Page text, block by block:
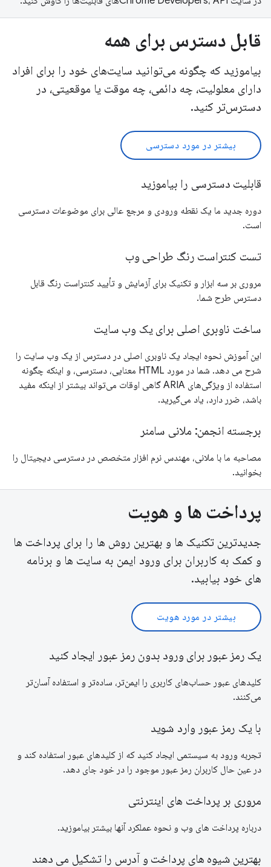
قابل دسترس برای همه
بیاموزید که چگونه می‌توانید سایت‌های خود را برای افراد
دارای معلولیت، چه دائمی، چه موقت یا موقعیتی، در
دسترس‌تر کنید.
بیشتر در مورد دسترسی
قابلیت دسترسی را بیاموزید
دوره جدید ما یک نقطه ورودی و مرجع عالی برای موضوعات دسترسی
است.
تست کنتراست رنگ طراحی وب
مروری بر سه ابزار و تکنیک برای آزمایش و تأیید کنتراست رنگ قابل
دسترس طرح شما.
ساخت ناوبری اصلی برای یک وب سایت
این آموزش نحوه ایجاد یک ناوبری اصلی در دسترس از یک وب سایت را
شرح می دهد. شما در مورد HTML معنایی، دسترسی، و اینکه چگونه
استفاده از ویژگی‌های ARIA گاهی اوقات می‌تواند بیشتر از اینکه مفید
باشد، ضرر دارد، یاد می‌گیرید.
برجسته انجمن: ملانی سامنر
مصاحبه ما با ملانی، مهندس نرم افزار متخصص در دسترسی دیجیتال را
بخوانید.
پرداخت ها و هویت
جدیدترین تکنیک ها و بهترین روش ها را برای پرداخت ها
و کمک به کاربران برای ورود ایمن به سایت ها و برنامه
های خود بیابید.
بیشتر در مورد هویت
یک رمز عبور برای ورود بدون رمز عبور ایجاد کنید
کلیدهای عبور حساب‌های کاربری را ایمن‌تر، ساده‌تر و استفاده آسان‌تر
می‌کنند.
با یک رمز عبور وارد شوید
تجربه ورود به سیستمی ایجاد کنید که از کلیدهای عبور استفاده کند و
در عین حال کاربران رمز عبور موجود را در خود جای دهد.
مروری بر پرداخت های اینترنتی
درباره پرداخت های وب و نحوه عملکرد آنها بیشتر بیاموزید.
بهترین شیوه های پرداخت و آدرس را تشکیل می دهند